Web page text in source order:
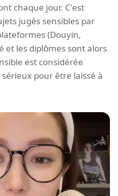
chaque jour. C'est
jugés sensibles par
(Douyin,
et les diplômes sont alors
est considérée
pour être laissé à